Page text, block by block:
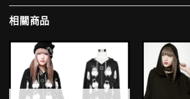
相關商品